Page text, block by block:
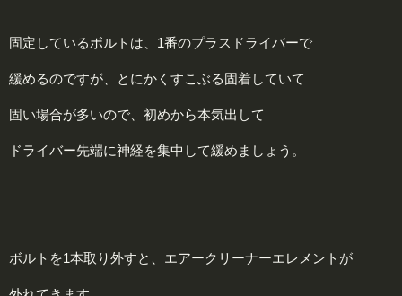
固定しているボルトは、1番のプラスドライバーで
緩めるのですが、とにかくすこぶる固着していて
固い場合が多いので、初めから本気出して
ドライバー先端に神経を集中して緩めましょう。
ボルトを1本取り外すと、エアークリーナーエレメントが